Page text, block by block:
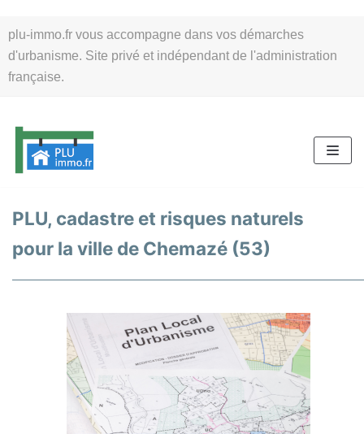
plu-immo.fr vous accompagne dans vos démarches
d'urbanisme. Site privé et indépendant de l'administration
française.
au
contenu
PLU, cadastre et risques naturels
pour la ville de Chemazé (53)